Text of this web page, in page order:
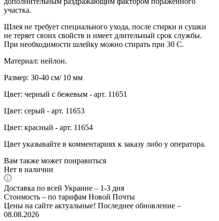
участка.
Шлея не требует специального ухода, после стирки и сушки
не теряет своих свойств и имеет длительный срок службы.
При необходимости шлейку можно стирать при 30 С.
Материал: нейлон.
Размер: 30-40 см/ 10 мм
Цвет: черный с бежевым - арт. 11651
Цвет: серый - арт. 11653
Цвет: красный - арт. 11654
Цвет указывайте в комментариях к заказу либо у оператора.
Вам также может понравиться
Нет в наличии
Доставка по всей Украине – 1-3 дня
Стоимость – по тарифам Новой Почты
Цены на сайте актуальные! Последнее обновление –
08.08.2026